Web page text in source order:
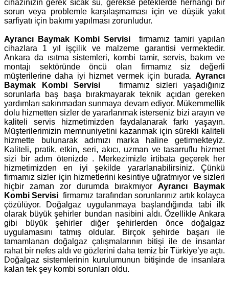
cihazınızın gerek sıcak su, gerekse peteklerde herhangi bir
sorun veya problemle karşılaşmaması için ve düşük yakıt
sarfiyatı için bakımı yapılması zorunludur.
Ayrancı Baymak Kombi Servisifirmamız tamiri yapılan
cihazlara 1 yıl işçilik ve malzeme garantisi vermektedir.
Ankara da ısıtma sistemleri, kombi tamir, servis, bakım ve
montajı sektöründe öncü olan firmamız siz değerli
müşterilerine daha iyi hizmet vermek için burada. Ayrancı
Baymak Kombi Servisi firmamız sizleri yaşadığınız
sorunlarla baş başa bırakmayarak teknik açıdan gereken
yardımları sakınmadan sunmaya devam ediyor. Mükemmellik
dolu hizmetten sizler de yararlanmak isterseniz bizi arayın ve
kaliteli servis hizmetimizden faydalanarak farkı yaşayın.
Müşterilerimizin memnuniyetini kazanmak için sürekli kaliteli
hizmette bulunarak adımızı marka haline getirmekteyiz.
Kaliteli, pratik, etkin, seri, akıcı, uzman ve tasarruflu hizmet
sizi bir adım ötenizde . Merkezimizle irtibata geçerek her
hizmetimizden en iyi şekilde yararlanabilirsiniz. Çünkü
firmamız sizler için hizmetlerini kesintiye uğratmıyor ve sizleri
hiçbir zaman zor durumda bırakmıyor Ayrancı Baymak
Kombi Servisi firmamız tarafından sorunlarınız artık kolayca
çözülüyor. Doğalgaz uygulanmaya başlandığında tabi ilk
olarak büyük şehirler bundan nasibini aldı. Özellikle Ankara
gibi büyük şehirler diğer şehirlerden önce doğalgaz
uygulamasını tatmış oldular. Birçok şehirde başarı ile
tamamlanan doğalgaz çalışmalarının bitişi ile de insanlar
rahat bir nefes aldı ve gözlerini daha temiz bir Türkiye’ye açtı.
Doğalgaz sistemlerinin kurulumunun bitişinde de insanlara
kalan tek şey kombi sorunları oldu.